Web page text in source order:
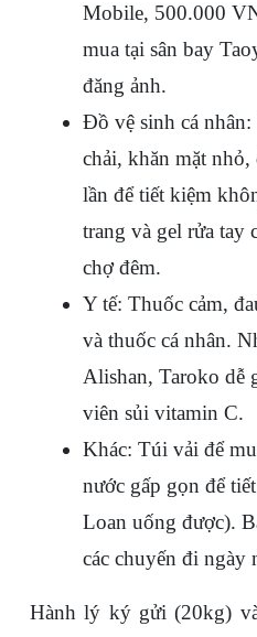
Mobile, 500.000
mua tại sân bay
đăng ảnh.
Đồ vệ sinh cá nhân:
chải, khăn mặt
lần để tiết kiệm
trang và gel rửa tay
chợ đêm.
Y tế: Thuốc cảm,
và thuốc cá nhân.
Alishan, Taroko dễ
viên sủi vitamin C.
Khác: Túi vải để
nước gấp gọn để
Loan uống được).
các chuyến đi ngày
Hành lý ký gửi (20kg)